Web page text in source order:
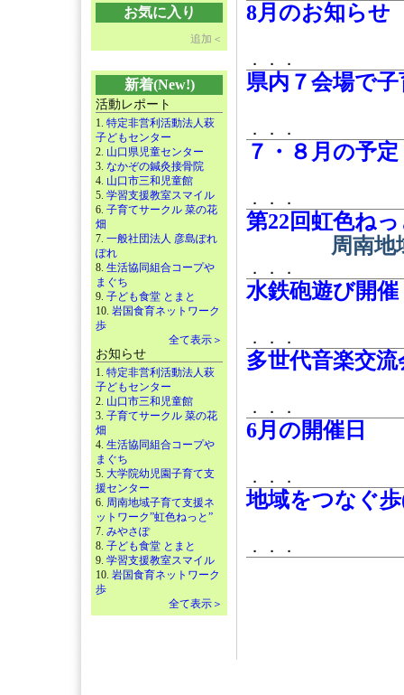
お気に入り
追加＜
新着(New!)
活動レポート
1. 特定非営利活動法人萩
子どもセンター
2. 山口県児童センター
3. なかぞの鍼灸接骨院
4. 山口市三和児童館
5. 学習支援教室スマイル
6. 子育てサークル 菜の花
畑
7. 一般社団法人 彦島ぽれ
ぽれ
8. 生活協同組合コープや
まぐち
9. 子ども食堂 とまと
10. 岩国食育ネットワーク
歩
全て表示＞
お知らせ
1. 特定非営利活動法人萩
子どもセンター
2. 山口市三和児童館
3. 子育てサークル 菜の花
畑
4. 生活協同組合コープや
まぐち
5. 大学院幼児園子育て支
援センター
6. 周南地域子育て支援ネ
ットワーク”虹色ねっと”
7. みやさぽ
8. 子ども食堂 とまと
9. 学習支援教室スマイル
10. 岩国食育ネットワーク
歩
全て表示＞
8月のお知らせ
．．．
県内７会場で
．．．
７・８月の予
．．．
第22回虹色ね
周南地
．．．
水鉄砲遊び開催
．．．
多世代音楽交流
．．．
6月の開催日
．．．
地域をつなぐ
．．．